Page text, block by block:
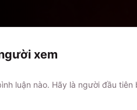
xem
luận nào. Hãy là người đầu